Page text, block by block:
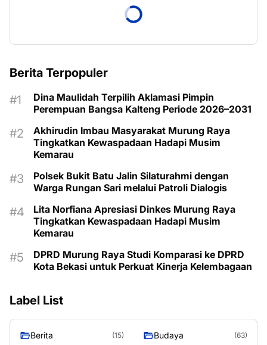
Berita Terpopuler
Dina Maulidah Terpilih Aklamasi Pimpin
Perempuan Bangsa Kalteng Periode 2026–2031
Akhirudin Imbau Masyarakat Murung Raya
Tingkatkan Kewaspadaan Hadapi Musim
Kemarau
Polsek Bukit Batu Jalin Silaturahmi dengan
Warga Rungan Sari melalui Patroli Dialogis
Lita Norfiana Apresiasi Dinkes Murung Raya
Tingkatkan Kewaspadaan Hadapi Musim
Kemarau
DPRD Murung Raya Studi Komparasi ke DPRD
Kota Bekasi untuk Perkuat Kinerja Kelembagaan
Label List
Berita (15) Budaya (63)